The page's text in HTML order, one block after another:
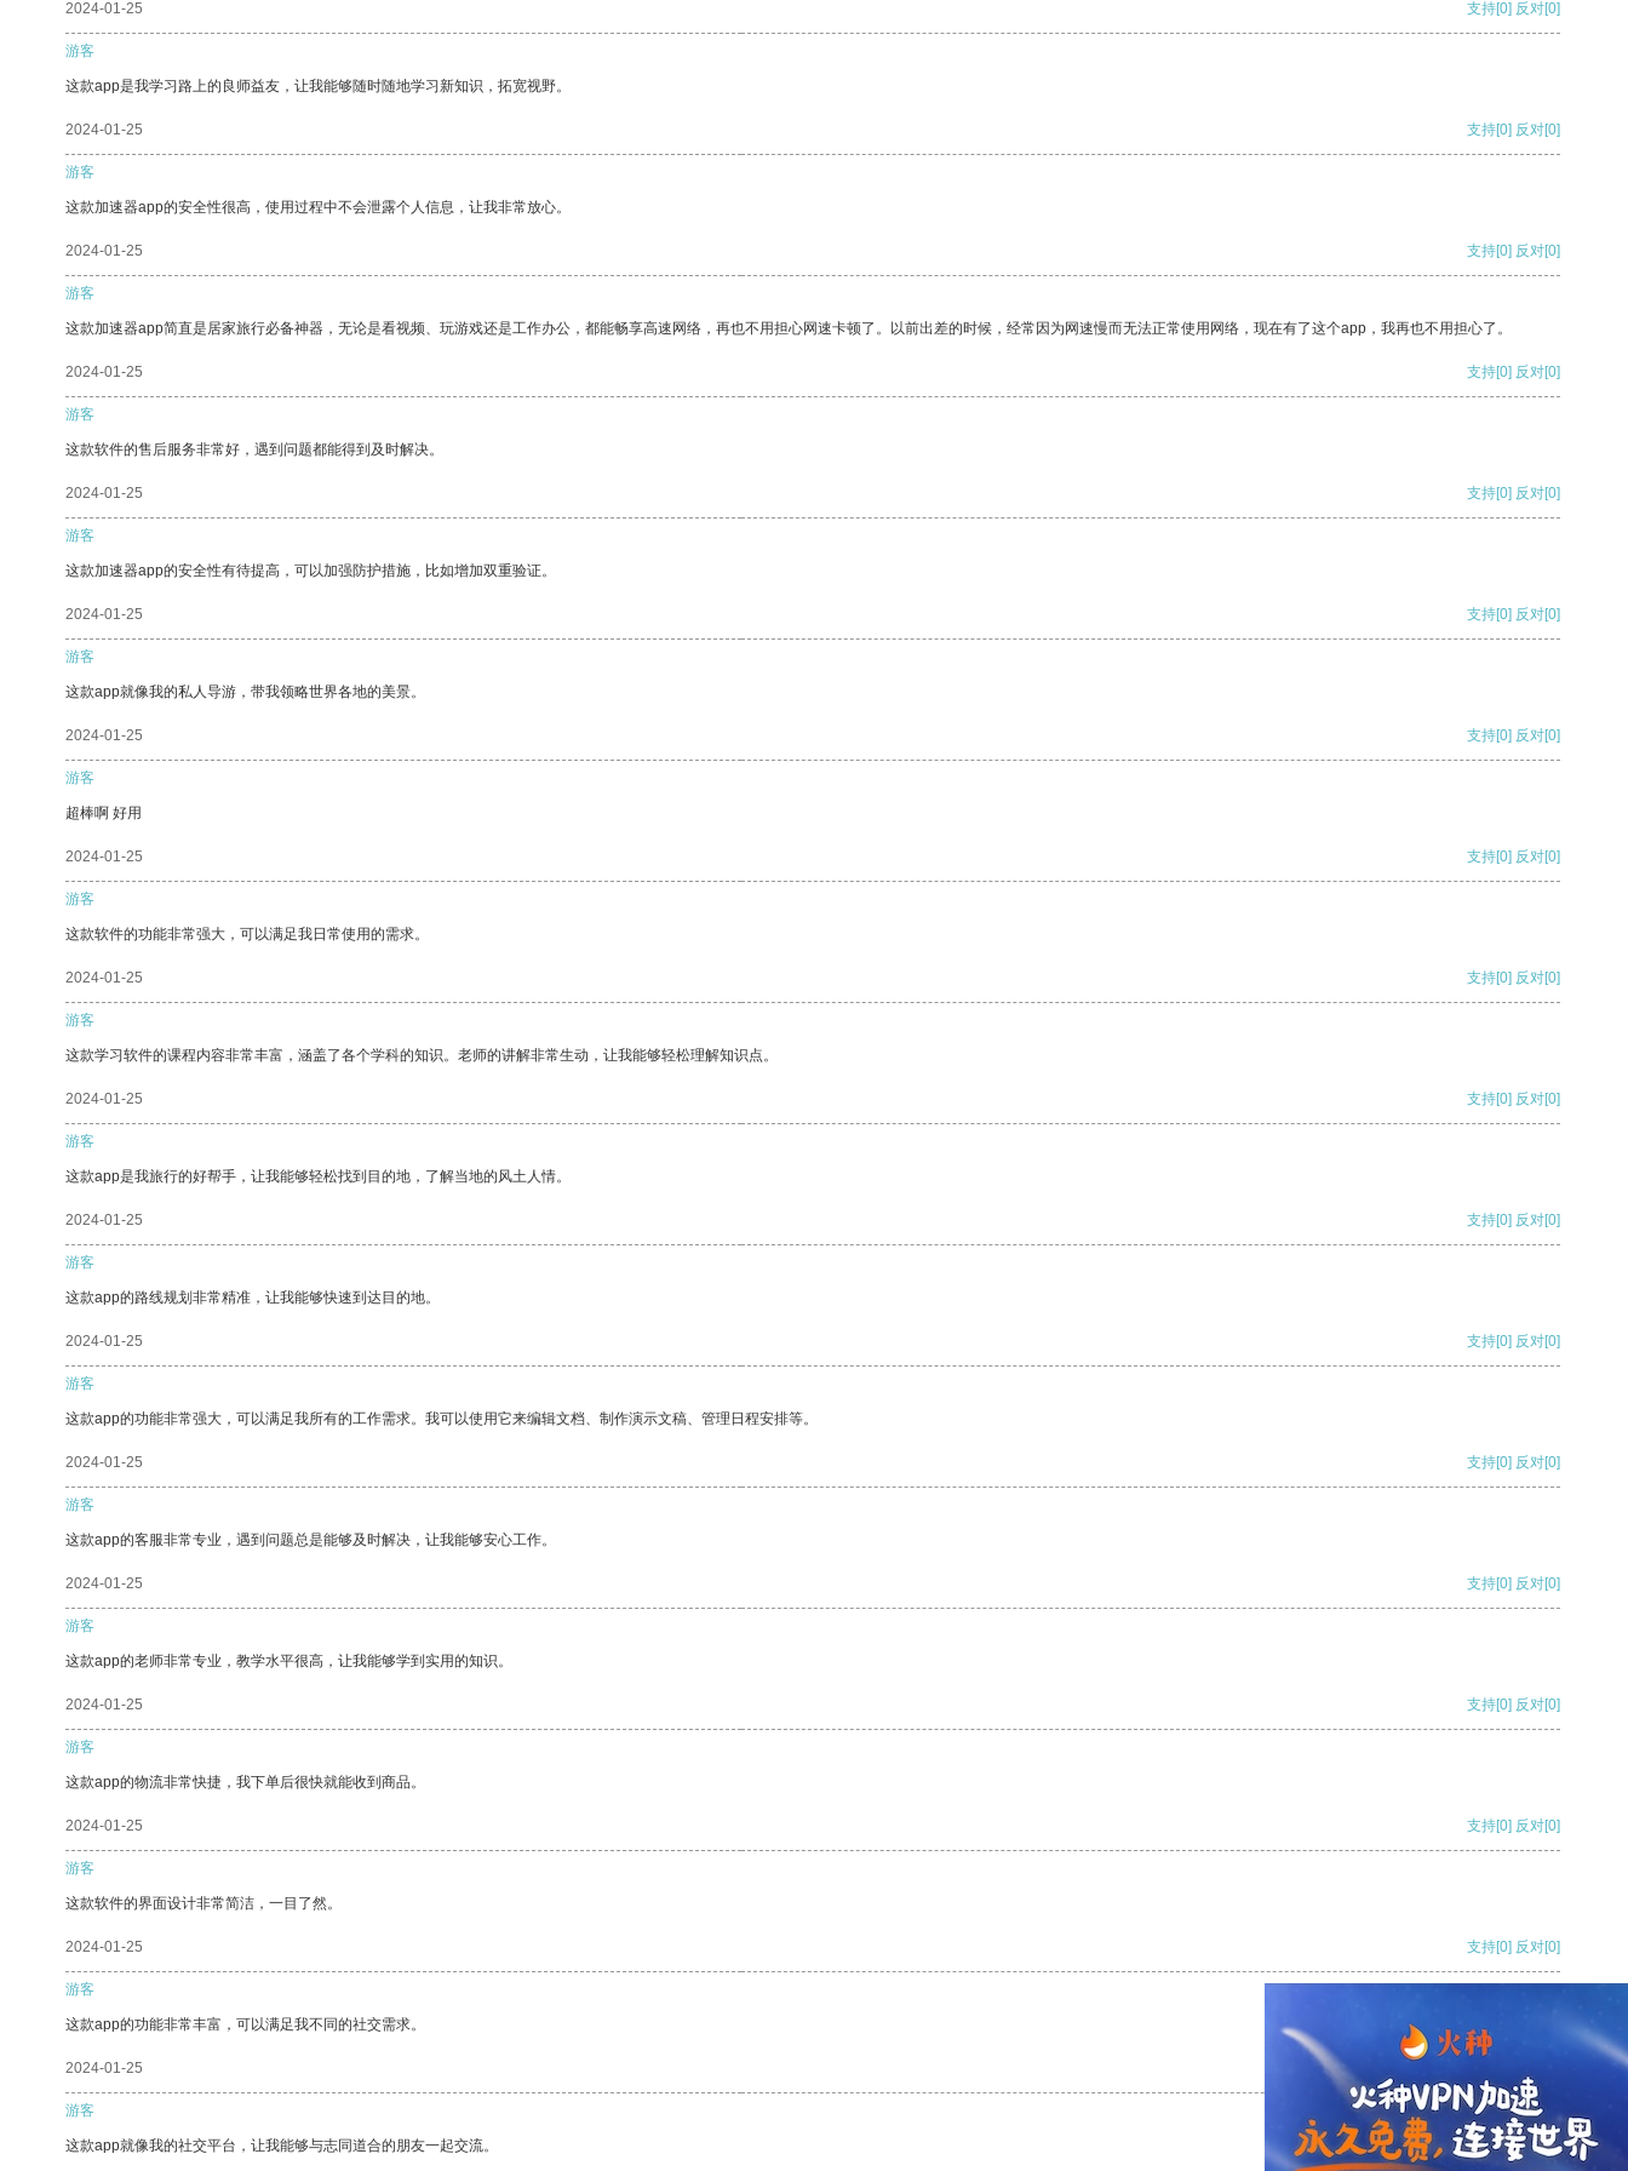
2024-01-25 支持[0] 反对[0]
游客
这款app是我学习路上的良师益友，让我能够随时随地学习新知识，拓宽视野。
2024-01-25 支持[0] 反对[0]
游客
这款加速器app的安全性很高，使用过程中不会泄露个人信息，让我非常放心。
2024-01-25 支持[0] 反对[0]
游客
这款加速器app简直是居家旅行必备神器，无论是看视频、玩游戏还是工作办公，都能畅享高速网络，再也不用担心网速卡顿了。以前出差的时候，经常因为网速慢而无法正常使用网络，现在有了这个app，我再也不用担心了。
2024-01-25 支持[0] 反对[0]
游客
这款软件的售后服务非常好，遇到问题都能得到及时解决。
2024-01-25 支持[0] 反对[0]
游客
这款加速器app的安全性有待提高，可以加强防护措施，比如增加双重验证。
2024-01-25 支持[0] 反对[0]
游客
这款app就像我的私人导游，带我领略世界各地的美景。
2024-01-25 支持[0] 反对[0]
游客
超棒啊 好用
2024-01-25 支持[0] 反对[0]
游客
这款软件的功能非常强大，可以满足我日常使用的需求。
2024-01-25 支持[0] 反对[0]
游客
这款学习软件的课程内容非常丰富，涵盖了各个学科的知识。老师的讲解非常生动，让我能够轻松理解知识点。
2024-01-25 支持[0] 反对[0]
游客
这款app是我旅行的好帮手，让我能够轻松找到目的地，了解当地的风土人情。
2024-01-25 支持[0] 反对[0]
游客
这款app的路线规划非常精准，让我能够快速到达目的地。
2024-01-25 支持[0] 反对[0]
游客
这款app的功能非常强大，可以满足我所有的工作需求。我可以使用它来编辑文档、制作演示文稿、管理日程安排等。
2024-01-25 支持[0] 反对[0]
游客
这款app的客服非常专业，遇到问题总是能够及时解决，让我能够安心工作。
2024-01-25 支持[0] 反对[0]
游客
这款app的老师非常专业，教学水平很高，让我能够学到实用的知识。
2024-01-25 支持[0] 反对[0]
游客
这款app的物流非常快捷，我下单后很快就能收到商品。
2024-01-25 支持[0] 反对[0]
游客
这款软件的界面设计非常简洁，一目了然。
2024-01-25 支持[0] 反对[0]
游客
这款app的功能非常丰富，可以满足我不同的社交需求。
2024-01-25
游客
这款app就像我的社交平台，让我能够与志同道合的朋友一起交流。